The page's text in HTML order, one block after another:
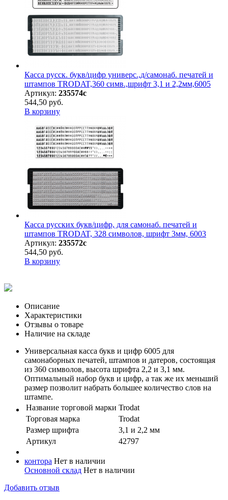
Касса русск. букв/цифр универс.,д/самонаб. печатей и
штампов TRODAT,360 симв.,шрифт 3,1 и 2,2мм,6005
Артикул: 235574с
544,50 руб.
В корзину
Касса русских букв/цифр, для самонаб. печатей и
штампов TRODAT, 328 символов, шрифт 3мм, 6003
Артикул: 235572с
544,50 руб.
В корзину
Описание
Характеристики
Отзывы о товаре
Наличие на складе
Универсальная касса букв и цифр 6005 для
самонаборных печатей, штампов и датеров, состоящая
из 360 символов, высота шрифта 2,2 и 3,1 мм.
Оптимальный набор букв и цифр, а так же их меньший
размер позволит набрать большее количество слов на
штампе.
Название торговой марки Trodat
Торговая марка
Trodat
Размер шрифта
3,1 и 2,2 мм
Артикул
42797
контора Нет в наличии
Основной склад Нет в наличии
Добавить отзыв